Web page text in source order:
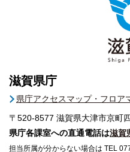
滋賀県庁
県庁アクセスマップ・フロア
〒520-8577 滋賀県大津市京町
県庁各課室への直通電話は滋賀
担当所属が分からない場合は TEL